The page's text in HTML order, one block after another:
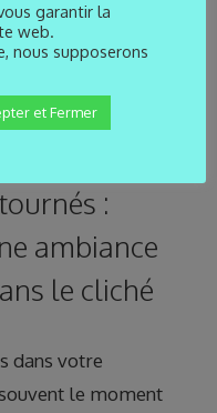
:
ambiance
le cliché
dans votre
le moment
garantir la
web.
nous supposerons
et Fermer